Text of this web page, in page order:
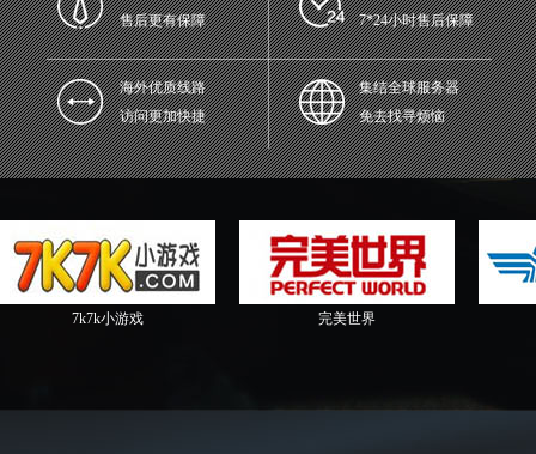
售后更有保障
7*24小时售后保障
海外优质线路
访问更加快捷
集结全球服务器
免去找寻烦恼